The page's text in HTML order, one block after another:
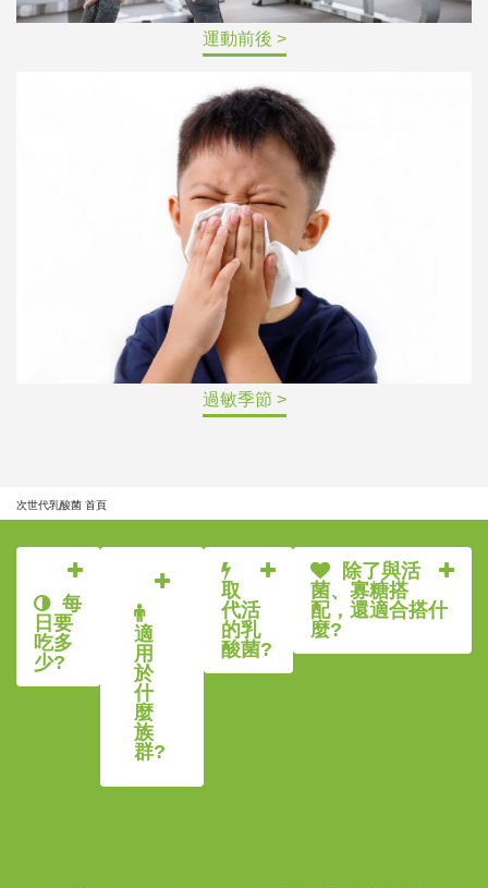
運動前後 >
過敏季節 >
次世代乳酸菌 首頁
每
日要
吃多
少?
適
用
於
什
麼
族
群?
取
代活
的乳
酸菌?
除了與活
菌、寡糖搭
配，還適合搭什
麼?